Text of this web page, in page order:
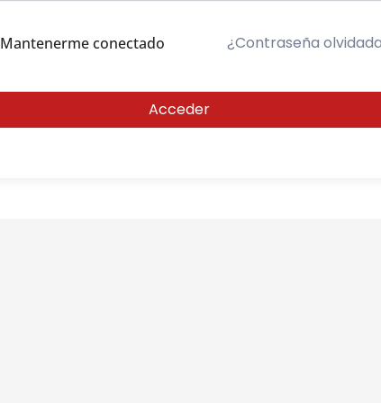
Mantenerme conectado ¿Contraseña
Acceder